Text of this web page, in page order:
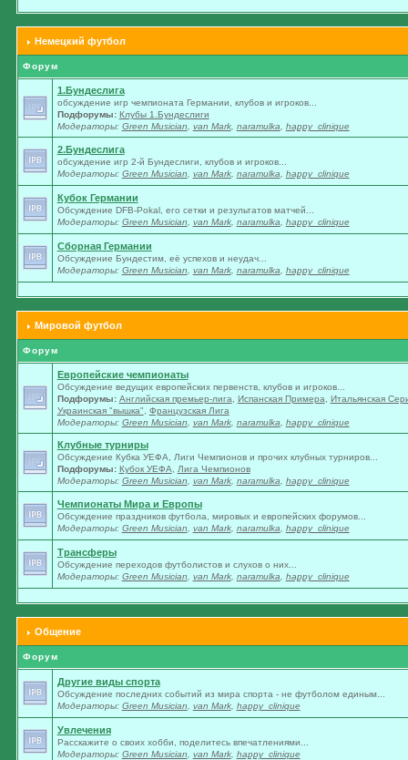
Немецкий футбол
Форум
1.Бундеслига
обсуждение игр чемпионата Германии, клубов и игроков...
Подфорумы: Клубы 1.Бундеслиги
Модераторы: Green Musician van Mark, naramulka happy_clinique
2.Бундеслига
обсуждение игр 2-й Бундеслиги, клубов и игроков...
Модераторы: Green Musician van Mark, naramulka happy_clinique
Кубок Германии
Обсуждение DFB-Pokal, его сетки и результатов матчей...
Модераторы: Green Musician van Mark, naramulka happy_clinique
Сборная Германии
Обсуждение Бундестим, её успехов и неудач...
Модераторы: Green Musician van Mark, naramulka happy_clinique
Мировой футбол
Форум
Европейские чемпионаты
Обсуждение ведущих европейских первенств, клубов и игроков...
Подфорумы: Английская премьер-лига Испанская Примера
Итальянская
Украинская "вышка"
Французская Лига
Модераторы: Green Musician van Mark, naramulka happy_clinique
Клубные турниры
Обсуждение Кубка УЕФА, Лиги Чемпионов и прочих клубных турниров...
Подфорумы: Кубок УЕФА
Лига Чемпионов
Модераторы: Green Musician van Mark, naramulka happy_clinique
Чемпионаты Мира и Европы
Обсуждение праздников футбола, мировых и европейских форумов...
Модераторы: Green Musician van Mark, naramulka happy_clinique
Трансферы
Обсуждение переходов футболистов и слухов о них...
Модераторы: Green Musician van Mark, naramulka happy_clinique
Общение
Форум
Другие виды спорта
Обсуждение последних событий из мира спорта - не футболом единым...
Модераторы: Green Musician van Mark, happy_clinique
Увлечения
Расскажите о своих хобби, поделитесь впечатлениями...
Модераторы: Green Musician van Mark, happy_clinique